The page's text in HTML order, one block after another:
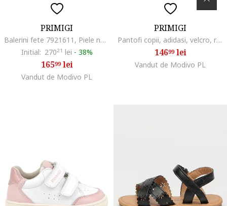
PRIMIGI
Balerini fete 7921611, Piele naturala, Roz, Roz
Initial: 27021 lei - 38%
16599lei
Vandut de Modivo PL
PRIMIGI
Pantofi copii, adidasi, velcro, roz, textil
14699lei
Vandut de Modivo PL